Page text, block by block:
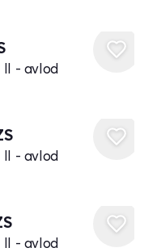
II - avlod
II - avlod
II - avlod